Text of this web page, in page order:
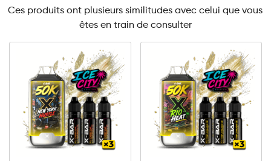
Ces produits ont plusieurs similitudes avec celui que vous
êtes en train de consulter
10mg 20mg
New
York
Hustle
10mg 20mg
Rio
Heat
-